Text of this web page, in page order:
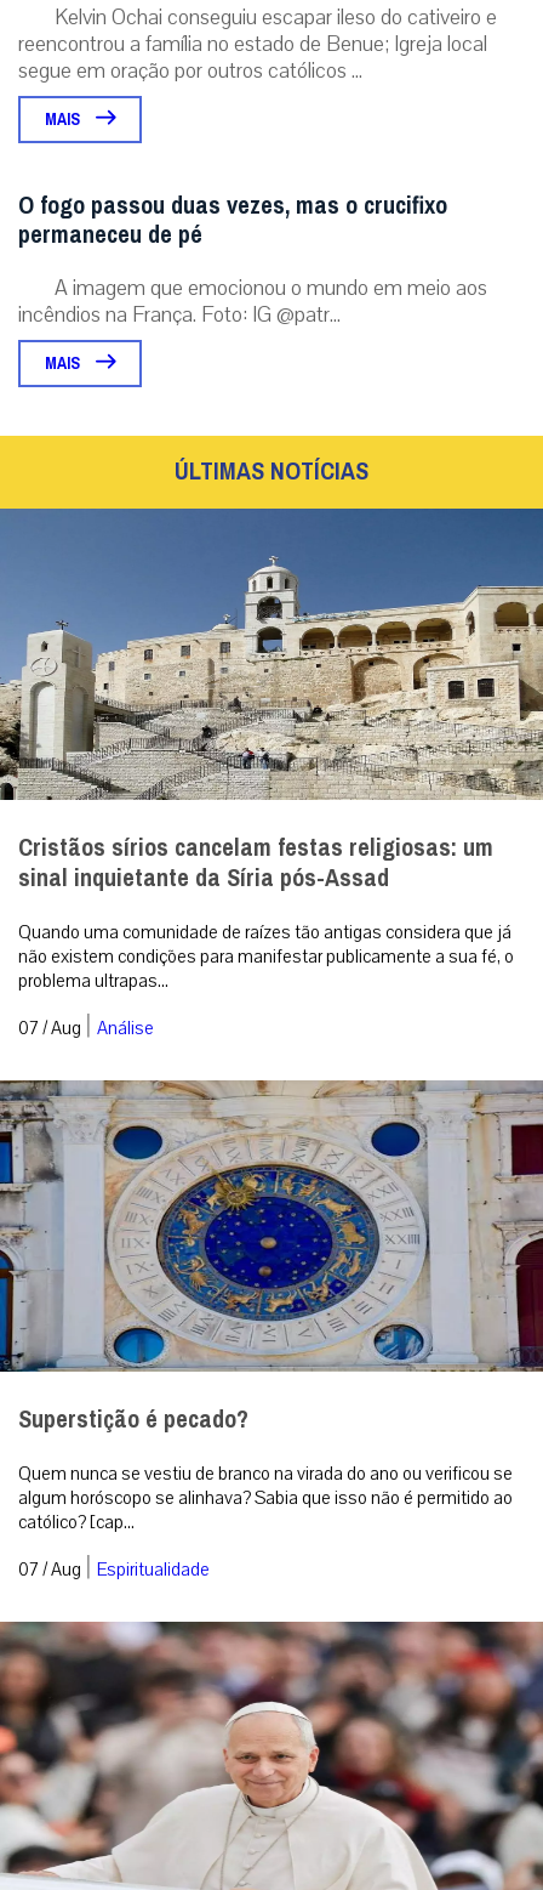
Kelvin Ochai conseguiu escapar ileso do cativeiro e
reencontrou a família no estado de Benue; Igreja local
segue em oração por outros católicos ...
MAIS
O fogo passou duas vezes, mas o crucifixo
permaneceu de pé
A imagem que emocionou o mundo em meio aos
incêndios na França. Foto: IG @patr...
MAIS
ÚLTIMAS NOTÍCIAS
Cristãos sírios cancelam festas religiosas: um
sinal inquietante da Síria pós-Assad
Quando uma comunidade de raízes tão antigas considera que já
não existem condições para manifestar publicamente a sua fé, o
problema ultrapas...
07 / Aug | Análise
Superstição é pecado?
Quem nunca se vestiu de branco na virada do ano ou verificou se
algum horóscopo se alinhava? Sabia que isso não é permitido ao
católico? [cap...
07 / Aug | Espiritualidade